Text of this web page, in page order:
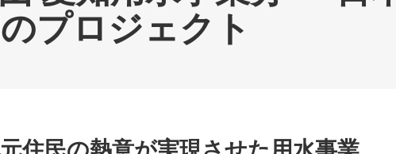
プロジェクト